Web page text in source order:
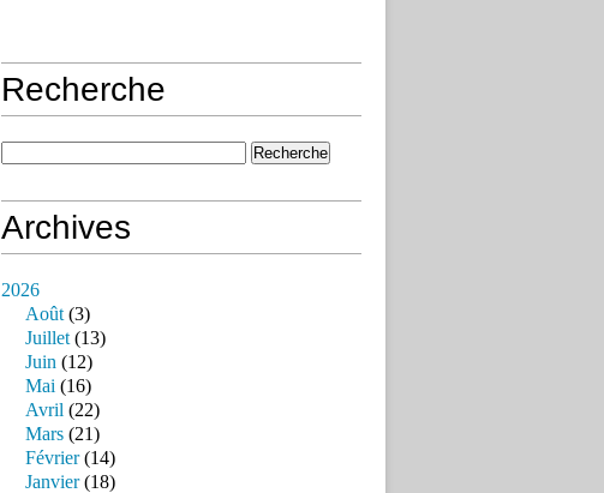
Recherche
Archives
2026
Août(3)
Juillet(13)
Juin (12)
Mai (16)
Avril (22)
Mars (21)
Février(14)
Janvier(18)